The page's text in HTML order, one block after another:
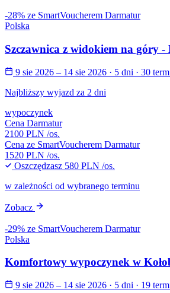
-28% ze SmartVoucherem Darmatur
Polska
Szczawnica z widokiem na góry
9 sie 2026 – 14 sie 2026 · 5 dni · 30
Najbliższy wyjazd za 2 dni
wypoczynek
Cena Darmatur
2100 PLN /os.
Cena ze SmartVoucherem Darmatur
1520 PLN /os.
Oszczędzasz 580 PLN /os.
w zależności od wybranego terminu
Zobacz
-29% ze SmartVoucherem Darmatur
Polska
Komfortowy wypoczynek w
9 sie 2026 – 14 sie 2026 · 5 dni · 19